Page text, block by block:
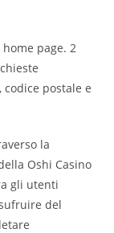
page. 2
postale e
la
Oshi Casino
gli utenti
del